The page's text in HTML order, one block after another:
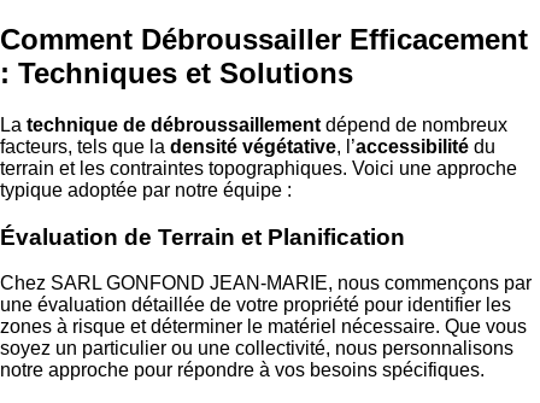
Comment Débroussailler Efficacement
: Techniques et Solutions
La technique de débroussaillement dépend de nombreux
facteurs, tels que la densité végétative, l’accessibilité du
terrain et les contraintes topographiques. Voici une approche
typique adoptée par notre équipe :
Évaluation de Terrain et Planification
Chez SARL GONFOND JEAN-MARIE, nous commençons par
une évaluation détaillée de votre propriété pour identifier les
zones à risque et déterminer le matériel nécessaire. Que vous
soyez un particulier ou une collectivité, nous personnalisons
notre approche pour répondre à vos besoins spécifiques.